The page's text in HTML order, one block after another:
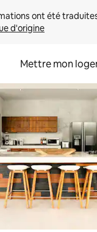
d'origine
Mettre mon